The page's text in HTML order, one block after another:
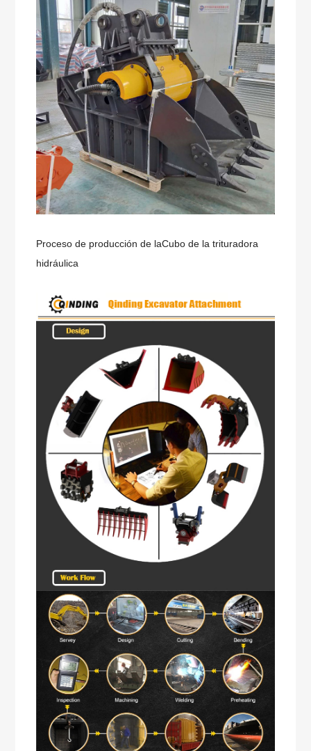
Proceso de producción de laCubo de la trituradora
hidráulica